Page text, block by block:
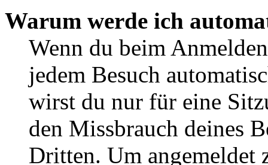
Warum werde ich
Wenn du beim
jedem Besuch
wirst du nur für eine
den Missbrauch deines
Dritten. Um angemeldet